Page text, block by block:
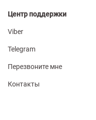
Центр поддержки
Viber
Telegram
Перезвоните мне
Контакты